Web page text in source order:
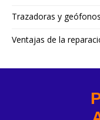
Trazadoras y geófonos
Ventajas de la